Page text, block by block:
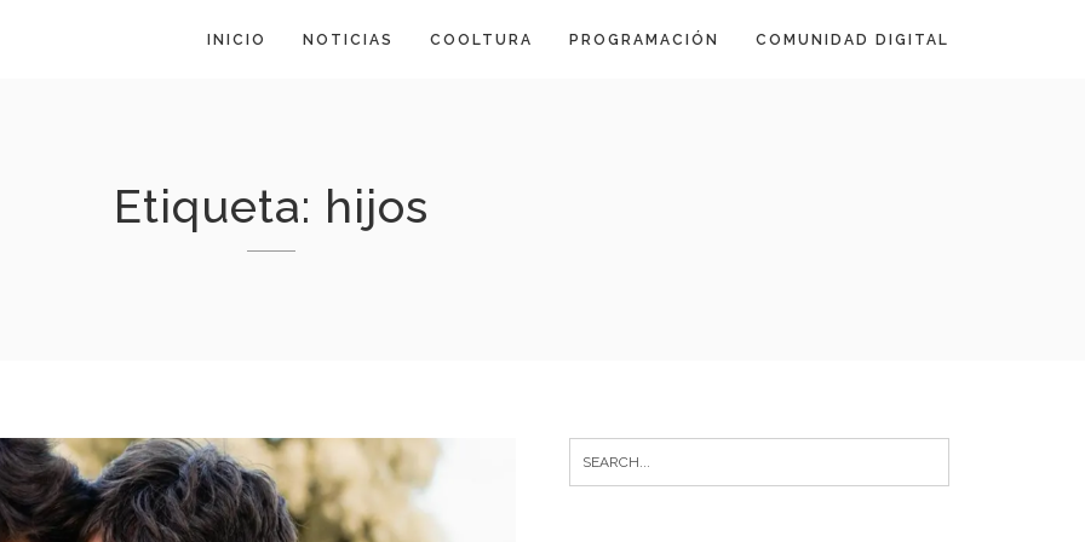
INICIO NOTICIAS COOLTURA PROGRAMACIÓN COMUNIDAD DIGITAL
Etiqueta: hijos
for: